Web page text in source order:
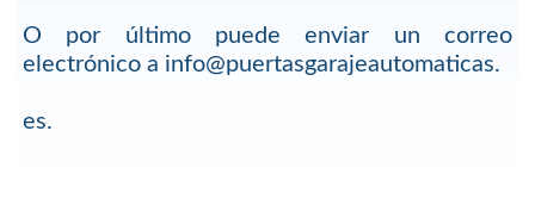
O por último puede enviar un correo
electrónico a info@puertasgarajeautomaticas.
es.